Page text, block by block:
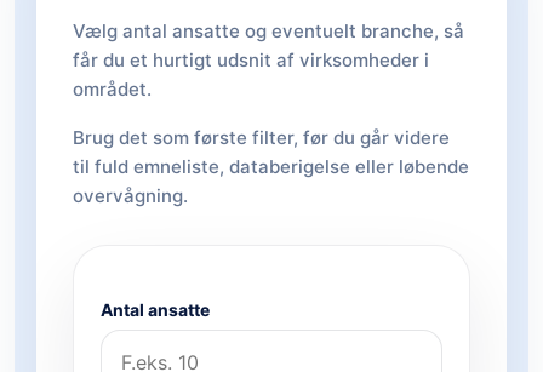
Vælg antal ansatte og eventuelt branche, så
får du et hurtigt udsnit af virksomheder i
området.
Brug det som første filter, før du går videre
til fuld emneliste, databerigelse eller løbende
overvågning.
Antal ansatte